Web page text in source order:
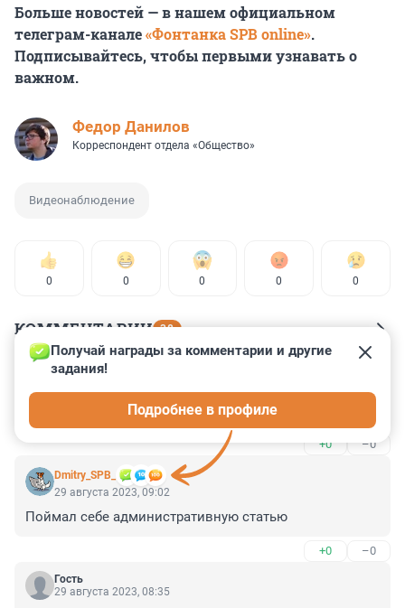
Больше новостей — в нашем официальном
телеграм-канале«Фонтанка SPB online».
Подписывайтесь, чтобы первыми узнавать о
важном.
Федор Данилов
Корреспондент отдела «Общество»
Видеонаблюдение
0 0 0 0 0
КОММЕНТАРИИ 38
Гость
Видимо камеры видеонаблюдения мешают "бизнесу"
+0 –0
Dmitry_SPB_
Получай награды за комментарии и другие
задания!
Подробнее в профиле
29 августа 2023, 09:02
Поймал себе административную статью
+0 –0
Гость
29 августа 2023, 08:35